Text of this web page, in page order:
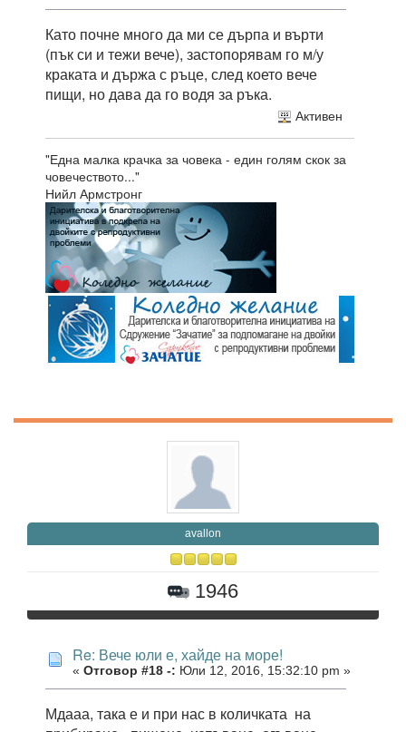
Като почне много да ми се дърпа и върти
(пък си и тежи вече), застопорявам го м/у
краката и държа с ръце, след което вече
пищи, но дава да го водя за ръка.
Активен
"Една малка крачка за човека - един голям скок за
човечеството..."
Нийл Армстронг
avallon
1946
Re: Вече юли е, хайде на море!
« Отговор #18 -: Юли 12, 2016, 15:32:10 pm »
Мдааа, така е и при нас в количката на